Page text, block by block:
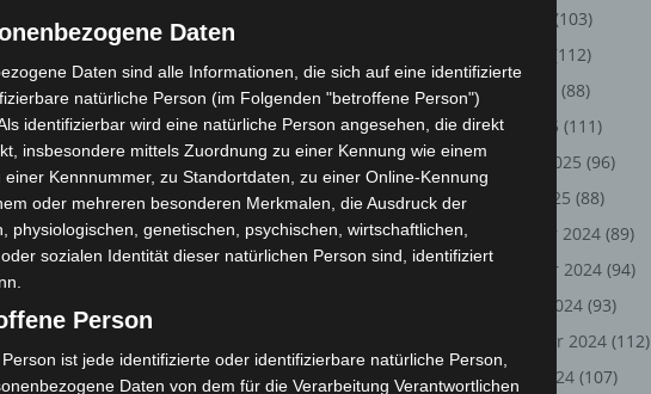
Nächster Artikel
Kostenfreie Energieberatung in Langenhagen
(103)
(112)
April 2025
(88)
März 2025 (111)
Februar 2025 (96)
Januar 2025 (88)
Dezember 2024 (89)
November 2024 (94)
Oktober 2024 (93)
September 2024 (112)
August 2024 (107)
Daten
Daten sind alle Informationen, die sich auf eine identifizierte
natürliche Person (im Folgenden "betroffene Person")
identifizierbar wird eine natürliche Person angesehen, die direkt
insbesondere mittels Zuordnung zu einer Kennung wie einem
einer Kennnummer, zu Standortdaten, zu einer Online-Kennung
oder mehreren besonderen Merkmalen, die Ausdruck der
physiologischen, genetischen, psychischen, wirtschaftlichen,
sozialen Identität dieser natürlichen Person sind, identifiziert
Person
ist jede identifizierte oder identifizierbare natürliche Person,
Daten von dem für die Verarbeitung Verantwortlichen